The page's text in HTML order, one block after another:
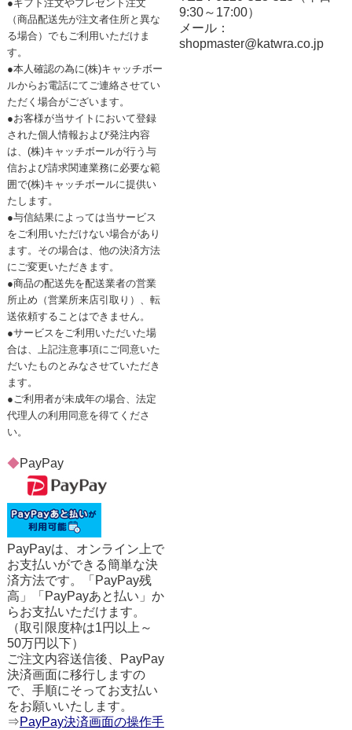
●ギフト注文やプレゼント注文
（商品配送先が注文者住所と異な
る場合）でもご利用いただけま
す。
●本人確認の為に(株)キャッチボー
ルからお電話にてご連絡させてい
ただく場合がございます。
●お客様が当サイトにおいて登録
された個人情報および発注内容
は、(株)キャッチボールが行う与
信および請求関連業務に必要な範
囲で(株)キャッチボールに提供い
たします。
●与信結果によっては当サービス
をご利用いただけない場合があり
ます。その場合は、他の決済方法
にご変更いただきます。
●商品の配送先を配送業者の営業
所止め（営業所来店引取り）、転
送依頼することはできません。
●サービスをご利用いただいた場
合は、上記注意事項にご同意いた
だいたものとみなさせていただき
ます。
●ご利用者が未成年の場合、法定
代理人の利用同意を得てくださ
い。
◆PayPay
PayPayは、オンライン上で
お支払いができる簡単な決
済方法です。「PayPay残
高」「PayPayあと払い」か
らお支払いただけます。
（取引限度枠は1円以上～
50万円以下）
ご注文内容送信後、PayPay
決済画面に移行しますの
で、手順にそってお支払い
をお願いいたします。
⇒PayPay決済画面の操作手
9:30～17:00）
メール：
shopmaster@katwra.co.jp